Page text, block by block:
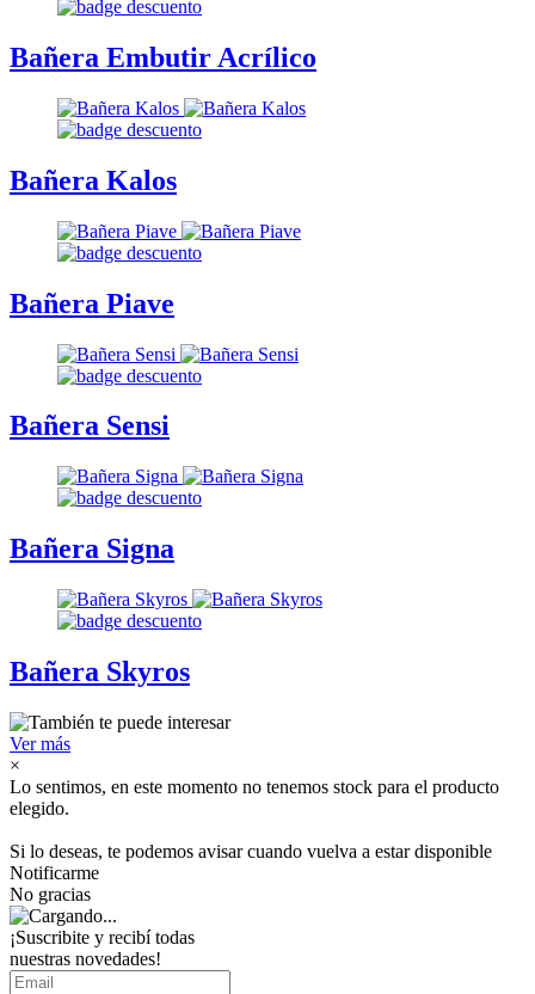
Bañera Embutir Acrílico
Bañera Kalos
Bañera Piave
Bañera Sensi
Bañera Signa
Bañera Skyros
Ver más
×
Lo sentimos, en este momento no tenemos stock para el producto
elegido.
Si lo deseas, te podemos avisar cuando vuelva a estar disponible
Notificarme
No gracias
¡Suscribite y recibí todas
nuestras novedades!